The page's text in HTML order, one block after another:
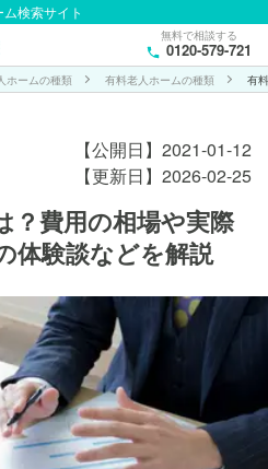
検索サイト
無料で相談する
0120-579-721
ホームの種類 有料老人ホームの種類 有
【公開日】2021-01-12
【更新日】2026-02-25
？費用の相場や実際
体験談などを解説
目次